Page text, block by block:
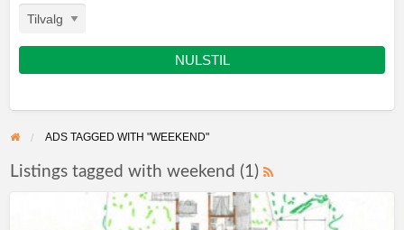
Tilvalg
NULSTIL
ADS TAGGED WITH "WEEKEND"
Listings tagged with weekend (1)